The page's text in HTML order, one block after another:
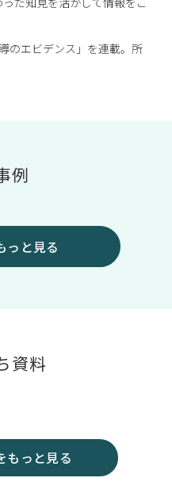
のエビデンス」を連載。所
例
っと見る
資料
もっと見る